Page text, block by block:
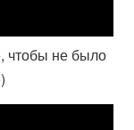
чтобы не было